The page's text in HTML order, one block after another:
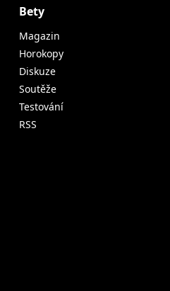
Bety
Magazin
Horokopy
Diskuze
Soutěže
Testování
RSS